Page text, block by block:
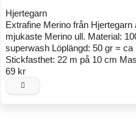
Hjertegarn
Extrafine Merino från
mjukaste Merino ull. Material:
superwash Löplängd: 50 gr =
Stickfasthet: 22 m på 10 cm
69 kr